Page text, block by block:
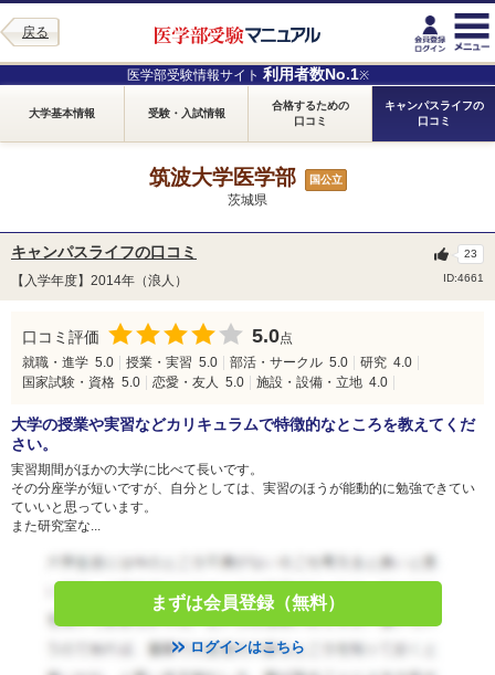
戻る
医学部受験情報サイト 利用者数No.1※
大学基本情報 受験・入試情報
合格するための
口コミ
キャンパスライフの
口コミ
筑波大学医学部 国公立
茨城県
キャンパスライフの口コミ
【入学年度】2014年（浪人） ID:4661
23
口コミ評価 5.0点
就職・進学 5.0 授業・実習 5.0 部活・サークル 5.0 研究 4.0
国家試験・資格 5.0 恋愛・友人 5.0 施設・設備・立地 4.0
大学の授業や実習などカリキュラムで特徴的なところを教えてくだ
さい。
実習期間がほかの大学に比べて長いです。
その分座学が短いですが、自分としては、実習のほうが能動的に勉強できてい
ていいと思っています。
また研究室な...
まずは会員登録（無料）
ログインはこちら